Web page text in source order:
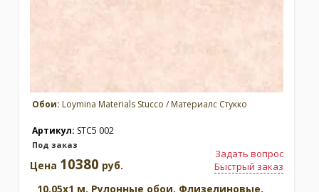
Обои: Loymina Materials Stucco / Материалс Стукко
Артикул: STC5 002
Под заказ
Задать вопрос
Быстрый заказ
Цена 10380 руб.
10.05x1 м. Рулонные обои. Флизелиновые.